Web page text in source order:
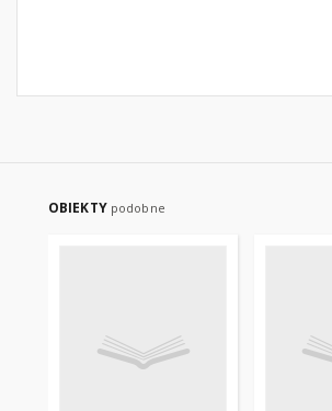
OBIEKTY podobne